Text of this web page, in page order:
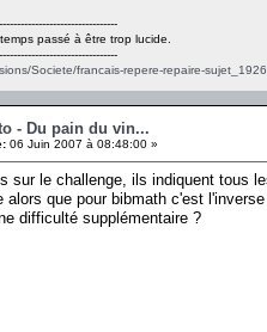
passé à être trop lucide.
Societe/francais-repere-repaire-
- Du pain du vin...
06 Juin 2007 à 08:48:00 »
sur le challenge, ils indiquent tous
alors que pour bibmath c'est
difficulté supplémentaire ?